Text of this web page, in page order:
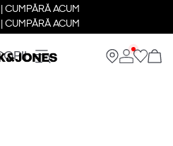
CUMPĂRĂ ACUM
CUMPĂRĂ ACUM